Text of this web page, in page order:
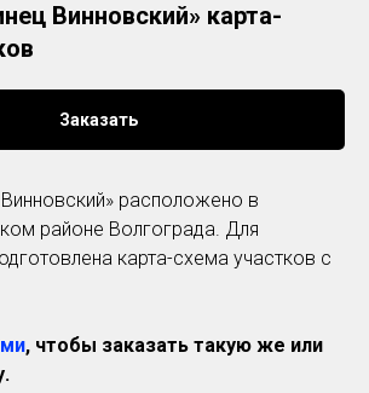
Винновский» карта-
Заказать
расположено в
районе Волгограда. Для
карта-схема участков с
, чтобы заказать такую же или